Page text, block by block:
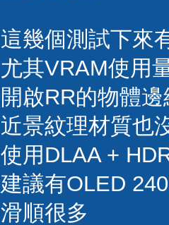
這幾個測試下來
尤其VRAM使用
開啟RR的物體
近景紋理材質也
使用DLAA +
建議有OLED
滑順很多